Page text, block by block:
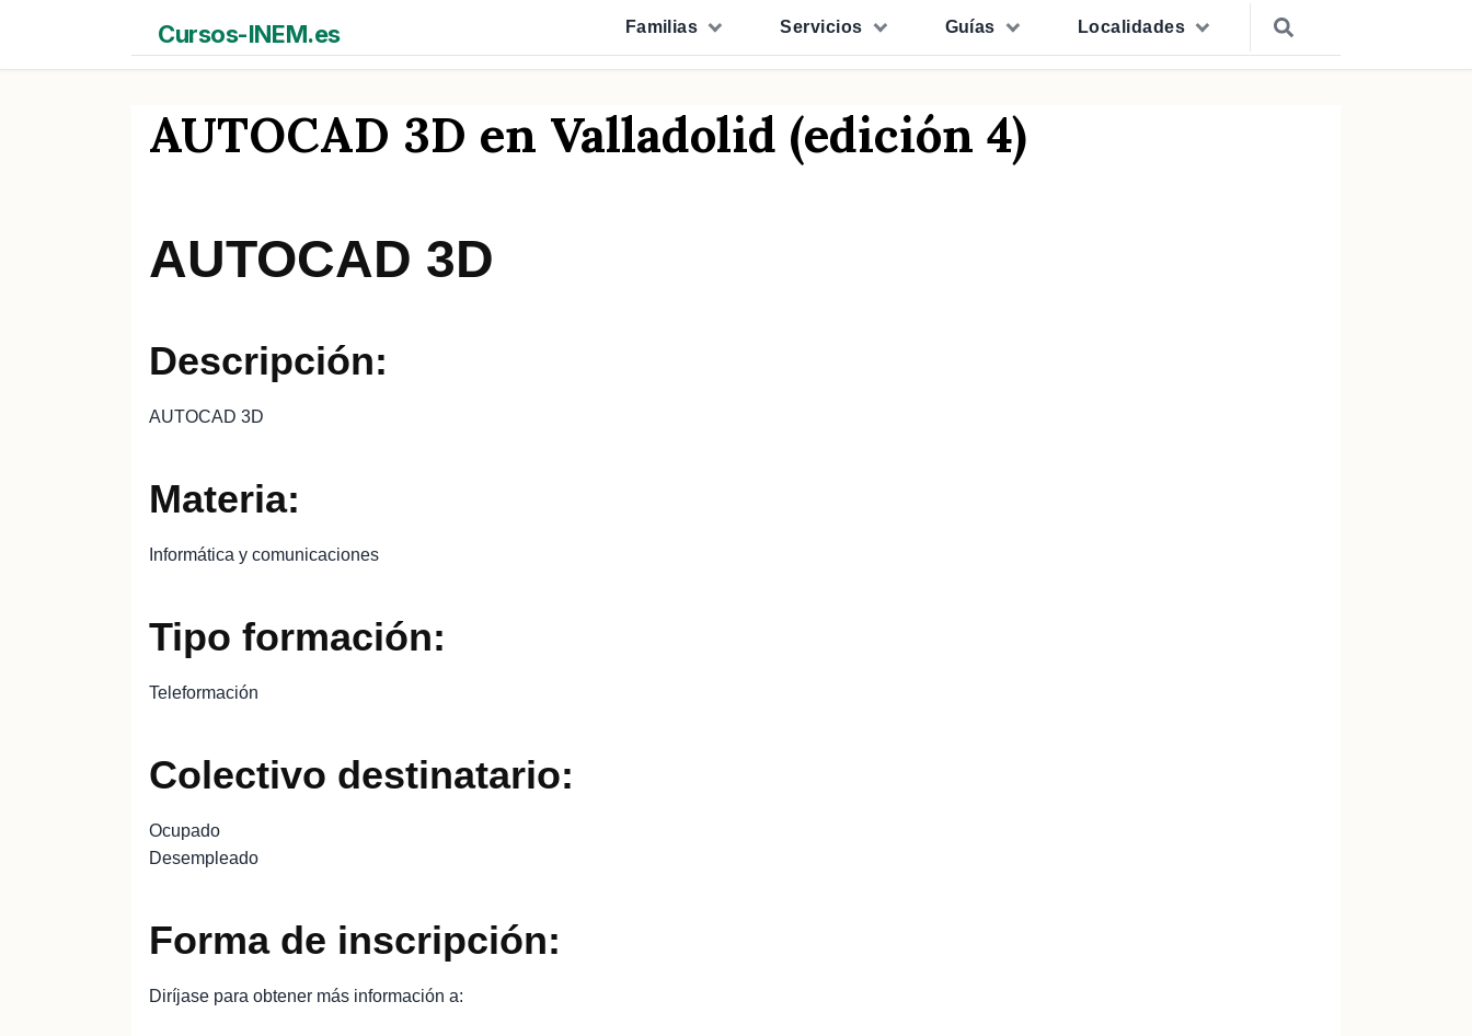
Cursos-INEM.es Familias Servicios Guías Localidades
AUTOCAD 3D en Valladolid (edición 4)
AUTOCAD 3D
Descripción:
AUTOCAD 3D
Materia:
Informática y comunicaciones
Tipo formación:
Teleformación
Colectivo destinatario:
Ocupado
Desempleado
Forma de inscripción:
Diríjase para obtener más información a: